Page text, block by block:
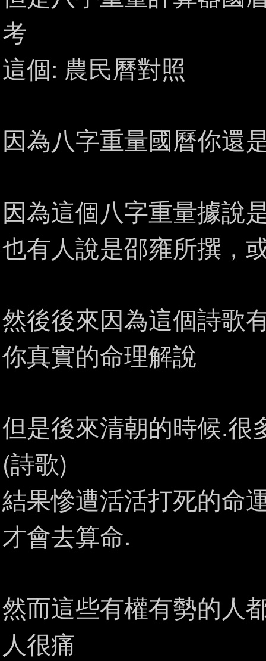
考
這個: 農民曆對照
因為八字重量國曆你還
因為這個八字重量據說
也有人說是邵雍所撰，
然後後來因為這個詩歌
你真實的命理解說
但是後來清朝的時候.很
(詩歌)
結果慘遭活活打死的命
才會去算命.
然而這些有權有勢的人
人很痛